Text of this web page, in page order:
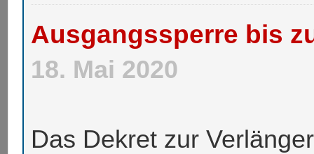
Ausgangssperre bis
18. Mai 2020
Das Dekret zur